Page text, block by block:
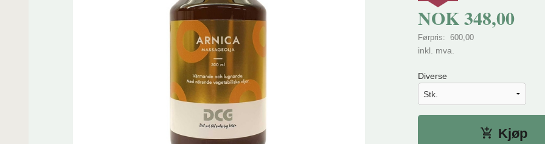
NOK348,00
Førpris: 600,00
Rabatt
inkl. mva.
Diverse
Kjøp